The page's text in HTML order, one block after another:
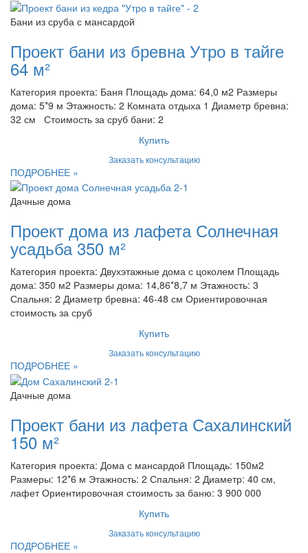
Бани из сруба с мансардой
Проект бани из бревна Утро в тайге
64 м²
Категория проекта: Баня Площадь дома: 64,0 м2 Размеры
дома: 5*9 м Этажность: 2 Комната отдыха 1 Диаметр бревна:
32 см Стоимость за сруб бани: 2
Купить
Заказать консультацию
ПОДРОБНЕЕ »
Дачные дома
Проект дома из лафета Солнечная
усадьба 350 м²
Категория проекта: Двухэтажные дома с цоколем Площадь
дома: 350 м2 Размеры дома: 14,86*8,7 м Этажность: 3
Спальня: 2 Диаметр бревна: 46-48 см Ориентировочная
стоимость за сруб
Купить
Заказать консультацию
ПОДРОБНЕЕ »
Дачные дома
Проект бани из лафета Сахалинский
150 м²
Категория проекта: Дома с мансардой Площадь: 150м2
Размеры: 12*6 м Этажность: 2 Спальня: 2 Диаметр: 40 см,
лафет Ориентировочная стоимость за баню: 3 900 000
Купить
Заказать консультацию
ПОДРОБНЕЕ »